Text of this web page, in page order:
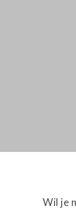
Wil je